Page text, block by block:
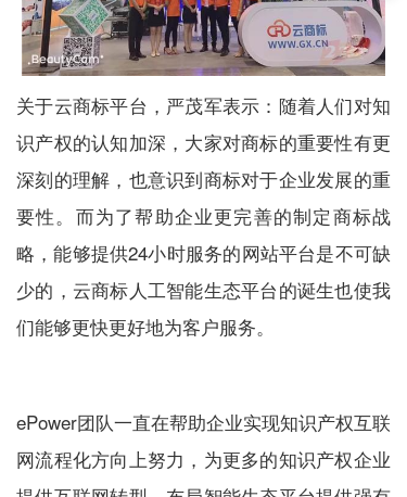
关于云商标平台，严茂军表示：随着人们对知
识产权的认知加深，大家对商标的重要性有更
深刻的理解，也意识到商标对于企业发展的重
要性。而为了帮助企业更完善的制定商标战
略，能够提供24小时服务的网站平台是不可缺
少的，云商标人工智能生态平台的诞生也使我
们能够更快更好地为客户服务。
ePower团队一直在帮助企业实现知识产权互联
网流程化方向上努力，为更多的知识产权企业